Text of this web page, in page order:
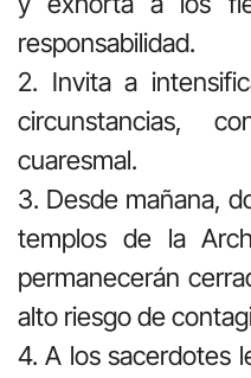
responsabilidad.
2. Invita a
circunstancias,
cuaresmal.
3. Desde mañana,
templos de la
permanecerán
alto riesgo de
4. A los sacerdotes